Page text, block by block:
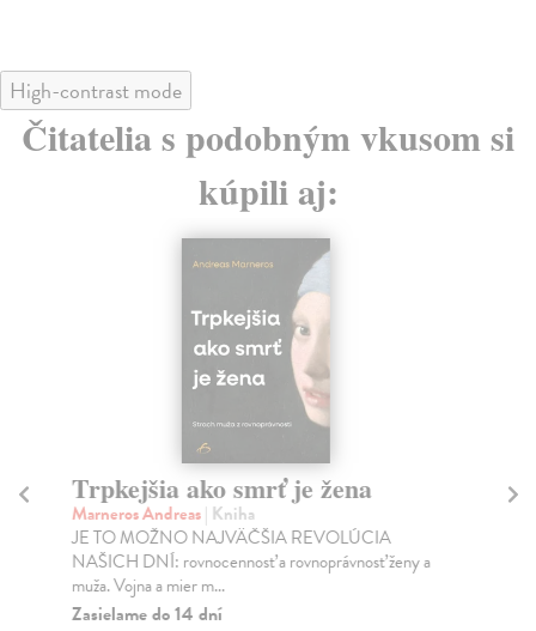
High-contrast mode
Čitatelia s podobným vkusom si
kúpili aj:
Trpkejšia ako smrť je žena
Marneros Andreas| Kniha
JE TO MOŽNO NAJVÄČŠIA REVOLÚCIA
NAŠICH DNÍ: rovnocennosť a rovnoprávnosť ženy a
muža. Vojna a mier m...
Zasielame do 14 dní